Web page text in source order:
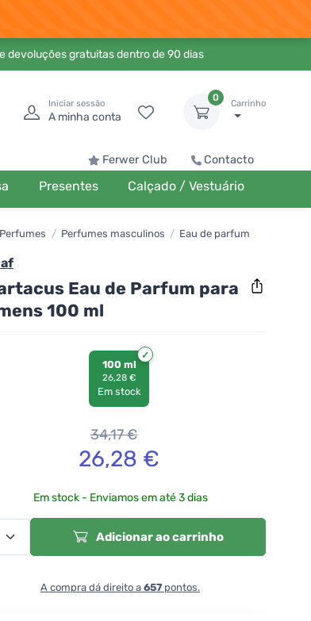
devoluções gratuitas dentro de 90 dias
Iniciar sessão
A minha conta
0
Carrinho
Ferwer Club Contacto
Presentes Calçado / Vestuário
Perfumes / Perfumes masculinos / Eau de parfum
Eau de Parfum para
100 ml
100 ml
26,28 €
Em stock
34,17€
26,28 €
Em stock - Enviamos em até 3 dias
Adicionar ao carrinho
A compra dá direito a 657 pontos.